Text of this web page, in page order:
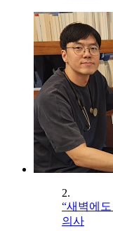
2.
“새벽에
의사